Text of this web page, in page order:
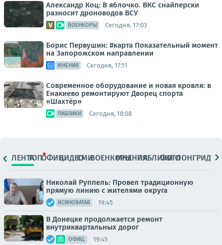
Александр Коц: В яблочко. ВКС снайперски
разносит дроноводов ВСУ
ВОЕНКОРЫ Сегодня, 17:03
Борис Первушин: #карта Показательный момент
на Запорожском направлении
МНЕНИЯ Сегодня, 17:11
Современное оборудование и новая кровля: в
Енакиево ремонтируют Дворец спорта
«Шахтёр»
ПАБЛИКИ Сегодня, 18:08
ЛЕНТАТОПОФИЦ.ВИДЕОСМИВОЕНКОРЫМНЕНИЯПАБЛИКИ
ФОТОЛОНГРИДЫ
Николай Руппель: Провел традиционную
прямую линию с жителями округа
ЯСИНОВАТАЯ 19:45
В Донецке продолжается ремонт
внутриквартальных дорог
ОФИЦ. 19:45